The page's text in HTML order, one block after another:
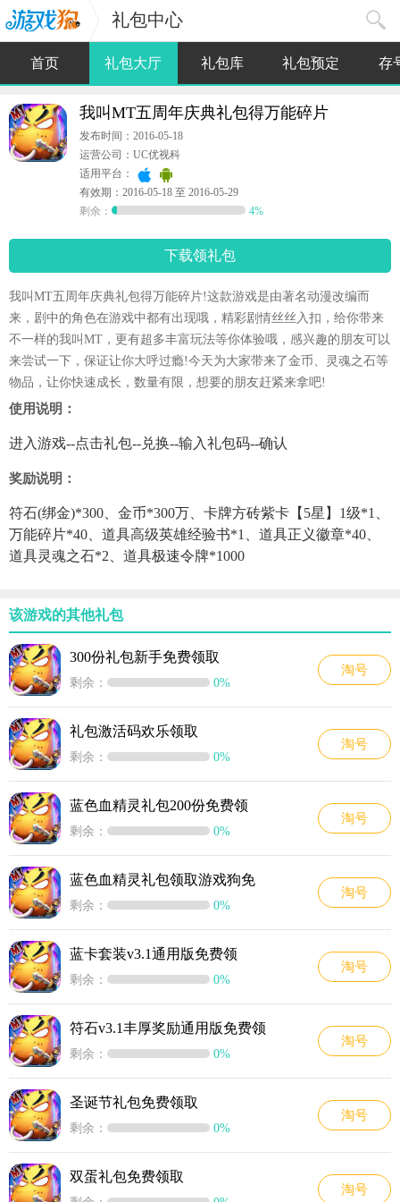
礼包中心
首页 礼包大厅 礼包库 礼包预定 存
我叫MT五周年庆典礼包得万能碎片
发布时间：2016-05-18
运营公司：UC优视科
适用平台：
有效期：2016-05-18 至 2016-05-29
剩余：
4%
下载领礼包
我叫MT五周年庆典礼包得万能碎片!这款游戏是由著名动漫改编而
来，剧中的角色在游戏中都有出现哦，精彩剧情丝丝入扣，给你带来
不一样的我叫MT，更有超多丰富玩法等你体验哦，感兴趣的朋友可以
来尝试一下，保证让你大呼过瘾!今天为大家带来了金币、灵魂之石等
物品，让你快速成长，数量有限，想要的朋友赶紧来拿吧!
使用说明：
进入游戏--点击礼包--兑换--输入礼包码--确认
奖励说明：
符石(绑金)*300、金币*300万、卡牌方砖紫卡【5星】1级*1、
万能碎片*40、道具高级英雄经验书*1、道具正义徽章*40、
道具灵魂之石*2、道具极速令牌*1000
该游戏的其他礼包
300份礼包新手免费领取
剩余： 0%
淘号
礼包激活码欢乐领取
剩余： 0%
淘号
蓝色血精灵礼包200份免费领
剩余： 0%
淘号
蓝色血精灵礼包领取游戏狗免
剩余： 0%
淘号
蓝卡套装v3.1通用版免费领
剩余： 0%
淘号
符石v3.1丰厚奖励通用版免费领
剩余： 0%
淘号
圣诞节礼包免费领取
剩余： 0%
淘号
双蛋礼包免费领取
淘号